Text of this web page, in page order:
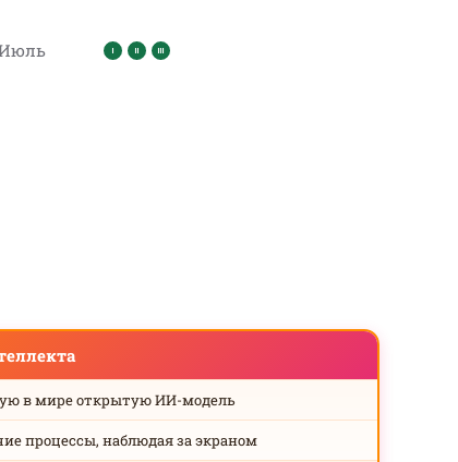
в мире открытую ИИ-модель
процессы, наблюдая за экраном